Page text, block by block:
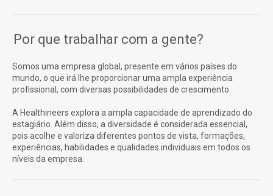
Por que trabalhar com a gente?
Somos uma empresa global, presente em vários países do
mundo, o que irá lhe proporcionar uma ampla experiência
profissional, com diversas possibilidades de crescimento.
A Healthineers explora a ampla capacidade de aprendizado do
estagiário. Além disso, a diversidade é considerada essencial,
pois acolhe e valoriza diferentes pontos de vista, formações,
experiências, habilidades e qualidades individuais em todos os
níveis da empresa.